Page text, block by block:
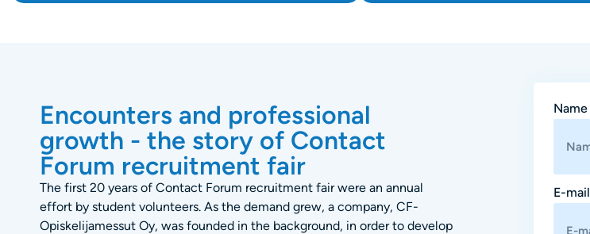
Encounters and professional
growth - the story of Contact
Forum recruitment fair
The first 20 years of Contact Forum recruitment fair were an annual
effort by student volunteers. As the demand grew, a company, CF-
Opiskelijamessut Oy, was founded in the background, in order to develop
Name
E-mail